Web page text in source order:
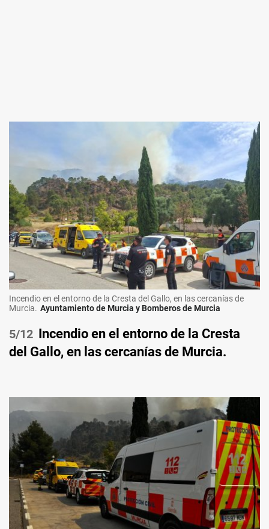
Incendio en el entorno de la Cresta del Gallo, en las cercanías de
Murcia. Ayuntamiento de Murcia y Bomberos de Murcia
/12 Incendio en el entorno de la Cresta
del Gallo, en las cercanías de Murcia.